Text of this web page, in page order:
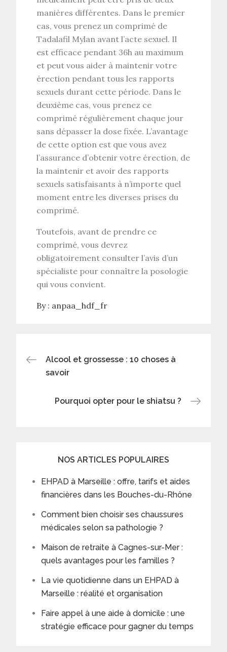
manières différentes. Dans le premier
cas, vous prenez un comprimé de
Tadalafil Mylan avant l’acte sexuel. Il
est efficace pendant 36h au maximum
et peut vous aider à maintenir votre
érection pendant tous les rapports
sexuels durant cette période. Dans le
deuxième cas, vous prenez ce
comprimé régulièrement chaque jour
sans dépasser la dose fixée. L’avantage
de cette option est que vous avez
l’assurance d’obtenir votre érection, de
la maintenir et avoir des rapports
sexuels satisfaisants à n’importe quel
moment entre les diverses prises du
comprimé.
Toutefois, avant de prendre ce
comprimé, vous devrez
obligatoirement consulter l’avis d’un
spécialiste pour connaître la posologie
qui vous convient.
By : anpaa_hdf_fr
Post
Alcool et grossesse : 10 choses à
savoir
Pourquoi opter pour le shiatsu ?
NOS ARTICLES POPULAIRES
EHPAD à Marseille : offre, tarifs et aides
financières dans les Bouches-du-Rhône
Comment bien choisir ses chaussures
médicales selon sa pathologie ?
Maison de retraite à Cagnes-sur-Mer :
quels avantages pour les familles ?
La vie quotidienne dans un EHPAD à
Marseille : réalité et organisation
Faire appel à une aide à domicile : une
stratégie efficace pour gagner du temps